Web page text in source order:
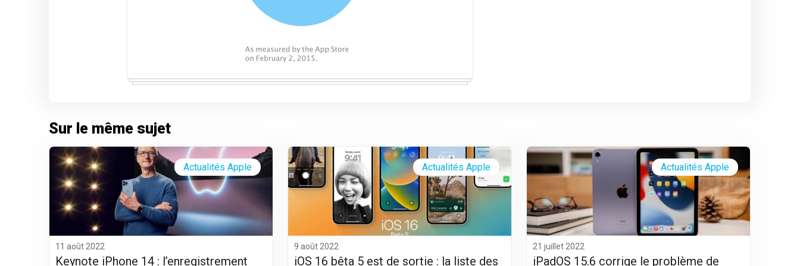
Sur le même sujet
11 août 2022
Keynote iPhone 14 : l’enregistrement
Actualités Apple
9 août 2022
iOS 16 bêta 5 est de sortie : la liste des
Actualités Apple
21 juillet 2022
iPadOS 15.6 corrige le problème de
Actualités Apple